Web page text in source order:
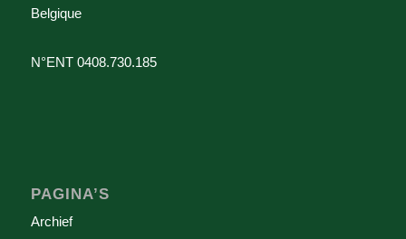
Belgique
N°ENT 0408.730.185
PAGINA’S
Archief